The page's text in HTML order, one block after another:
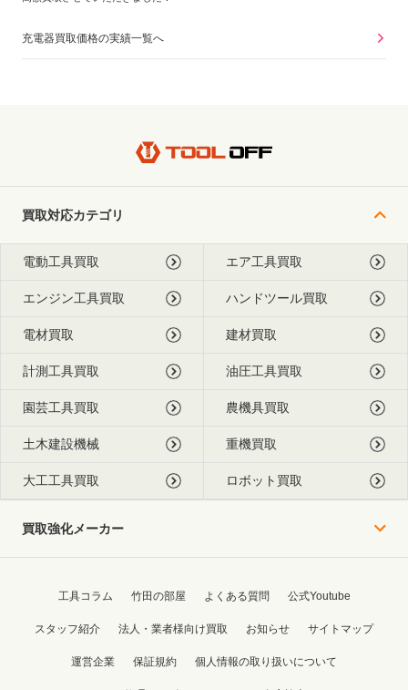
充電器買取価格の実績一覧へ
買取対応カテゴリ
電動工具買取 エア工具買取
エンジン工具買取 ハンドツール買取
電材買取 建材買取
計測工具買取 油圧工具買取
園芸工具買取 農機具買取
土木建設機械 重機買取
大工工具買取 ロボット買取
買取強化メーカー
工具コラム 竹田の部屋 よくある質問 公式Youtube
スタッフ紹介 法人・業者様向け買取 お知らせ サイトマップ
運営企業 保証規約 個人情報の取り扱いについて